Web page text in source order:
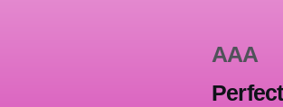
AAA
Perfect